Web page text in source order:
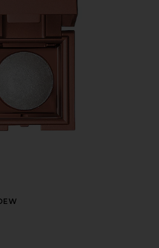
HEAVEN'S DEW ALL OVER